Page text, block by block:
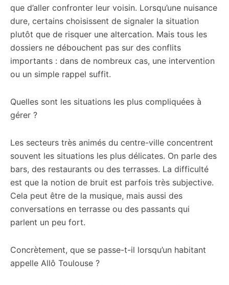
que d’aller confronter leur voisin. Lorsqu’une nuisance
dure, certains choisissent de signaler la situation
plutôt que de risquer une altercation. Mais tous les
dossiers ne débouchent pas sur des conflits
importants : dans de nombreux cas, une intervention
ou un simple rappel suffit.
Quelles sont les situations les plus compliquées à
gérer ?
Les secteurs très animés du centre-ville concentrent
souvent les situations les plus délicates. On parle des
bars, des restaurants ou des terrasses. La difficulté
est que la notion de bruit est parfois très subjective.
Cela peut être de la musique, mais aussi des
conversations en terrasse ou des passants qui
parlent un peu fort.
Concrètement, que se passe-t-il lorsqu’un habitant
appelle Allô Toulouse ?